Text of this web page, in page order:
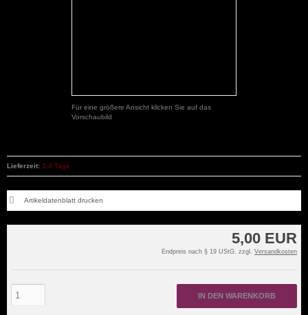
Für eine größere Ansicht klicken Sie auf das
Vorschaubild
5,00 EUR
Endpreis nach § 19 UStG. zzgl. Versandkosten
IN DEN WARENKORB
Lieferzeit: 3-4 Tage
Artikeldatenblatt drucken